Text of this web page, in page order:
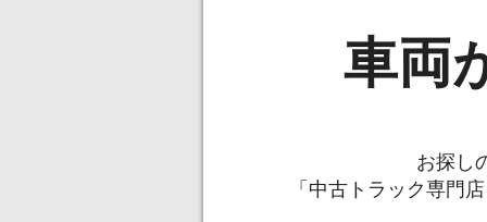
車両
お探し
「中古トラック専門